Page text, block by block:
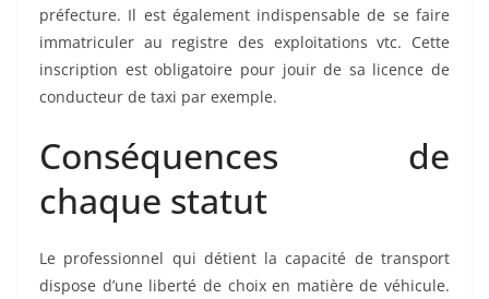
préfecture. Il est également indispensable de se faire
immatriculer au registre des exploitations vtc. Cette
inscription est obligatoire pour jouir de sa licence de
conducteur de taxi par exemple.
Conséquences de
chaque statut
Le professionnel qui détient la capacité de transport
dispose d’une liberté de choix en matière de véhicule.